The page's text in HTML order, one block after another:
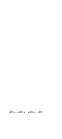
EXEMPLE: